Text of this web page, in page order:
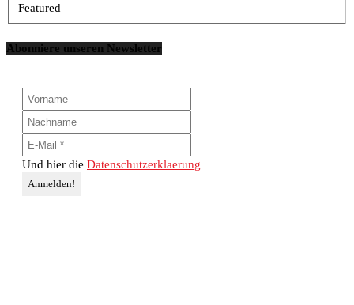
Featured
Abonniere unseren Newsletter
Und hier die Datenschutzerklaerung